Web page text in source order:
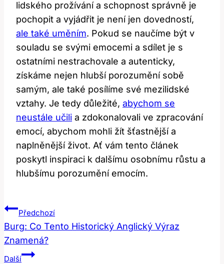
lidského prožívání a schopnost správně je
pochopit a vyjádřit je není jen dovedností,
ale také uměním. Pokud se naučíme být v
souladu se svými emocemi a sdílet je s
ostatními nestrachovale a autenticky,
získáme nejen hlubší porozumění sobě
samým, ale také posílíme své mezilidské
vztahy. Je tedy důležité, abychom se
neustále učili a zdokonalovali ve zpracování
emocí, abychom mohli žít šťastnější a
naplněnější život. Ať vám tento článek
poskytl inspiraci k dalšímu osobnímu růstu a
hlubšímu porozumění emocím.
Navigace
Pro
Příspěvek
Předchozí
Burg: Co Tento Historický Anglický Výraz
Znamená?
Další